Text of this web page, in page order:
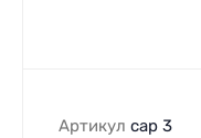
Артикул cap 3